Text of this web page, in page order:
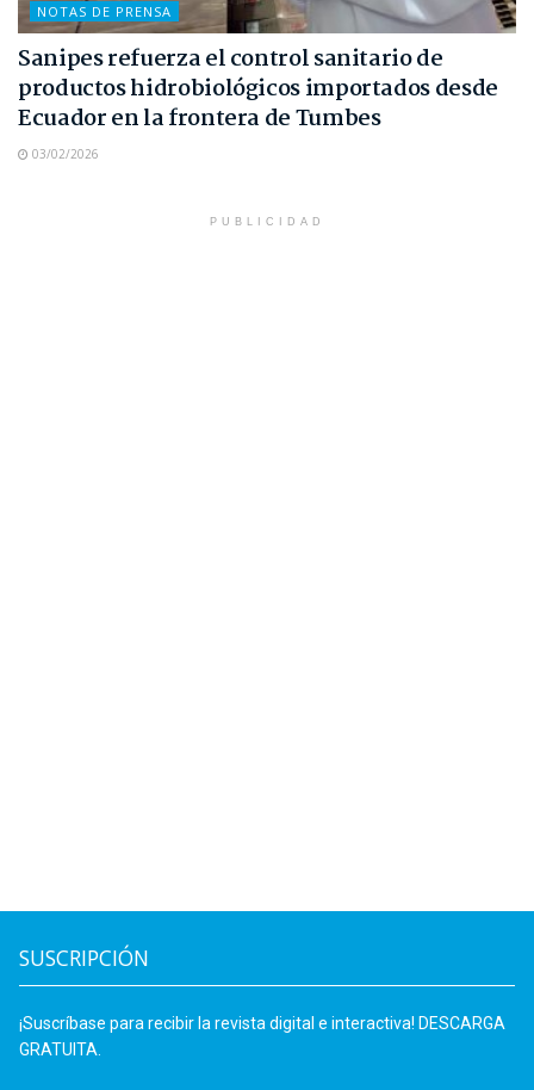
NOTAS DE PRENSA
Sanipes refuerza el control sanitario de
productos hidrobiológicos importados desde
Ecuador en la frontera de Tumbes
03/02/2026
PUBLICIDAD
SUSCRIPCIÓN
¡Suscríbase para recibir la revista digital e interactiva! DESCARGA
GRATUITA.